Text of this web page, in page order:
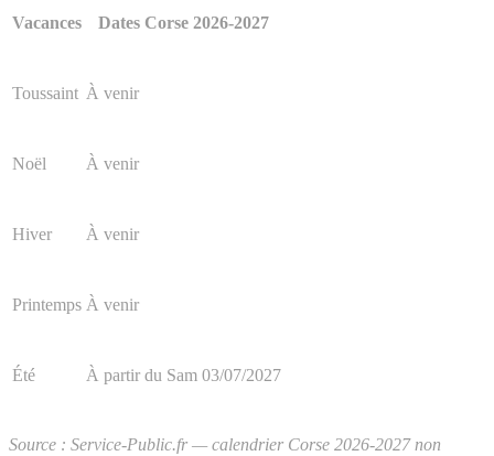
Vacances Dates Corse 2026-2027
Toussaint À venir
Noël À venir
Hiver À venir
Printemps À venir
Été À partir du Sam 03/07/2027
Source : Service-Public.fr — calendrier Corse 2026-2027 non